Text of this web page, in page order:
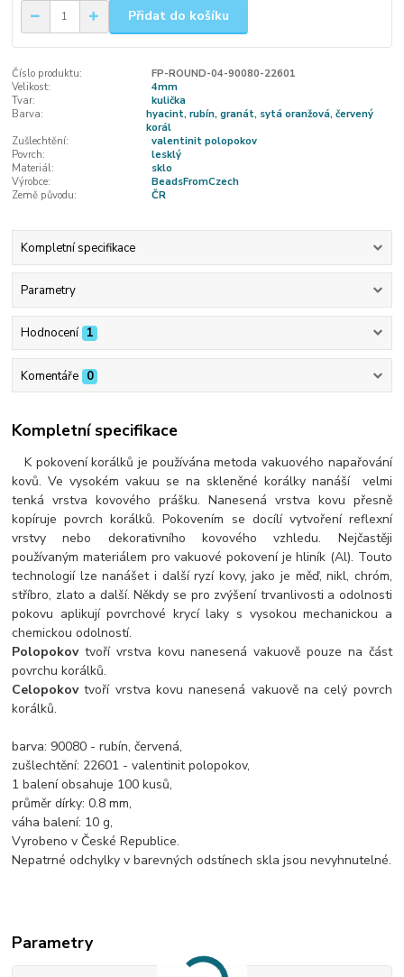
Přidat do košíku
Číslo produktu:
FP-ROUND-04-90080-22601
Velikost:
4mm
Tvar:
kulička
Barva:
hyacint, rubín, granát, sytá oranžová, červený
korál
Zušlechtění:
valentinit polopokov
Povrch:
lesklý
Materiál:
sklo
Výrobce:
BeadsFromCzech
Země původu:
ČR
Kompletní specifikace
Parametry
Hodnocení 1
Komentáře 0
Kompletní specifikace
K pokovení korálků je používána metoda vakuového napařování
kovů. Ve vysokém vakuu se na skleněné korálky nanáší velmi
tenká vrstva kovového prášku. Nanesená vrstva kovu přesně
kopíruje povrch korálků. Pokovením se docílí vytvoření reflexní
vrstvy nebo dekorativního kovového vzhledu. Nejčastěji
používaným materiálem pro vakuové pokovení je hliník (Al). Touto
technologií lze nanášet i další ryzí kovy, jako je měď, nikl, chróm,
stříbro, zlato a další. Někdy se pro zvýšení trvanlivosti a odolnosti
pokovu aplikují povrchové krycí laky s vysokou mechanickou a
chemickou odolností.
Polopokovtvoří vrstva kovu nanesená vakuově pouze na část
povrchu korálků.
Celopokovtvoří vrstva kovu nanesená vakuově na celý povrch
korálků.
barva: 90080 - rubín, červená,
zušlechtění: 22601 - valentinit polopokov,
1 balení obsahuje 100 kusů,
průměr dírky: 0.8 mm,
váha balení: 10 g,
Vyrobeno v České Republice.
Nepatrné odchylky v barevných odstínech skla jsou nevyhnutelné.
Parametry